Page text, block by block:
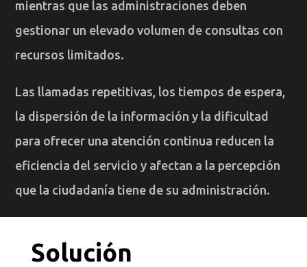
mientras que las administraciones deben
gestionar un elevado volumen de consultas con
recursos limitados.
Las llamadas repetitivas, los tiempos de espera,
la dispersión de la información y la dificultad
para ofrecer una atención continua reducen la
eficiencia del servicio y afectan a la percepción
que la ciudadanía tiene de su administración.
Solución